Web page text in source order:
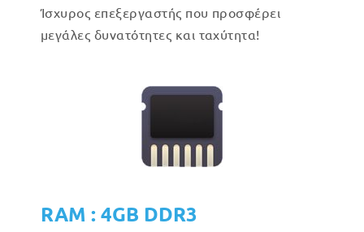
Ίσχυρος επεξεργαστής που προσφέρει
μεγάλες δυνατότητες και ταχύτητα!
RAM : 4GB DDR3